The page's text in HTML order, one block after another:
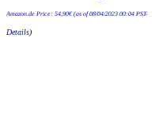
Amazon.de Price: 54,90€(as of 08/04/2023 00:04 PST-
Details)